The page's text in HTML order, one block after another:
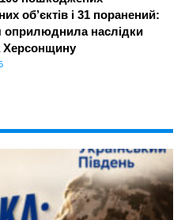
об’єктів і 31 поранений:
оприлюднила наслідки
Херсонщину